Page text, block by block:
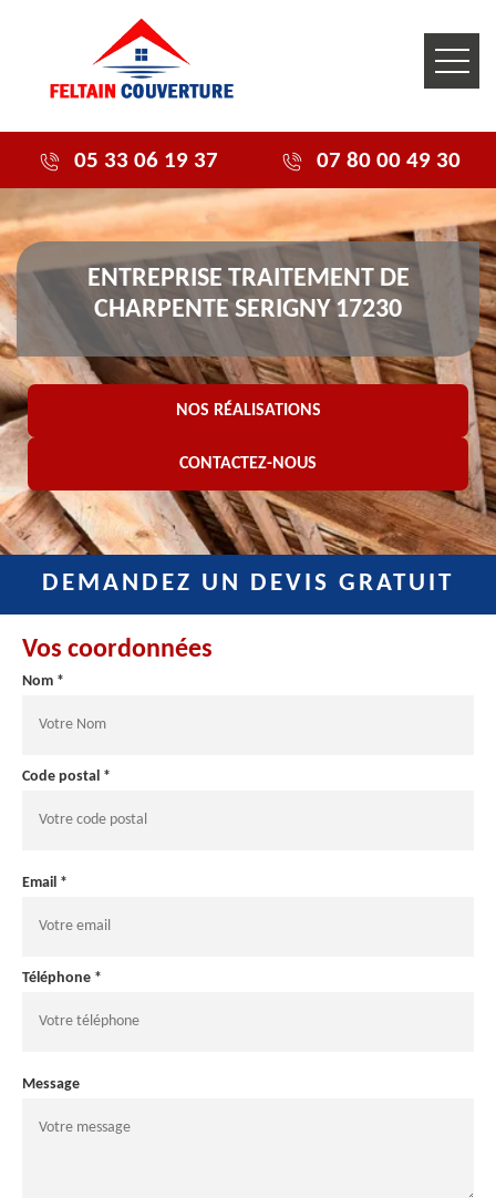
05 33 06 19 37 07 80 00 49 30
ENTREPRISE TRAITEMENT DE
CHARPENTE SERIGNY 17230
NOS RÉALISATIONS
CONTACTEZ-NOUS
DEMANDEZ UN DEVIS GRATUIT
Vos coordonnées
Nom *
Code postal *
Email *
Téléphone *
Message